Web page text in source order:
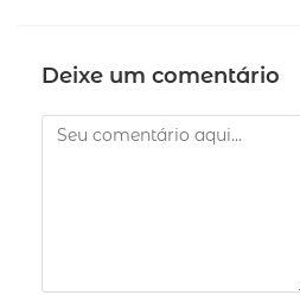
Deixe um comentário